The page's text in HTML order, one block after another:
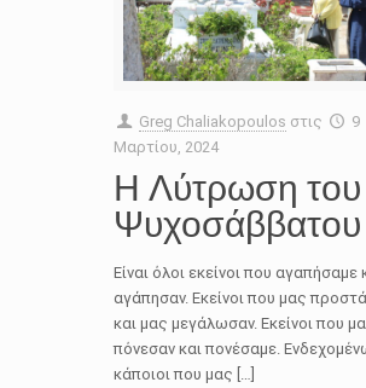
Greg Chaliakopoulos στις
9
Μαρτίου, 2024
Η Λύτρωση του
Ψυχοσάββατου
Είναι όλοι εκείνοι που αγαπήσαμε
αγάπησαν. Εκείνοι που μας
και μας μεγάλωσαν. Εκείνοι που
πόνεσαν και πονέσαμε.
κάποιοι που μας […]